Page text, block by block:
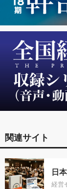
関連サイト
日
経営